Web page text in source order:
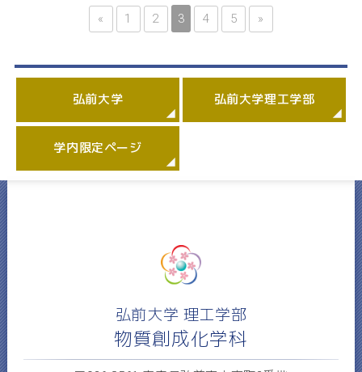
« 1 2 3 4 5 »
弘前大学 弘前大学理工学部
学内限定ページ
弘前大学 理工学部
物質創成化学科